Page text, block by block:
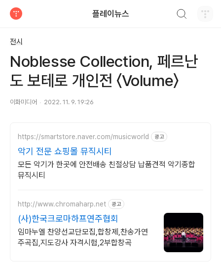
플레이뉴스
전시
Noblesse Collection, 페르난
도 보테로 개인전 〈Volume〉
이화미디어 2022. 11. 9. 19:26
https://smartstore.naver.com/musicworld 광고
악기 전문 쇼핑몰 뮤직시티
모든 악기가 한곳에 안전배송 친절상담 납품견적 악기종합
뮤직시티
http://www.chromaharp.net 광고
(사)한국크로마하프연주협회
임마누엘 찬양선교단모집,합창제,찬송가연
주곡집,지도강사 자격시험,2부합창곡